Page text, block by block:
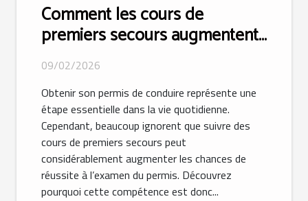
Comment les cours de
premiers secours augmentent-
ils vos chances d'obtenir votre
permis ?
09/02/2026
Obtenir son permis de conduire représente une
étape essentielle dans la vie quotidienne.
Cependant, beaucoup ignorent que suivre des
cours de premiers secours peut
considérablement augmenter les chances de
réussite à l’examen du permis. Découvrez
pourquoi cette compétence est donc...